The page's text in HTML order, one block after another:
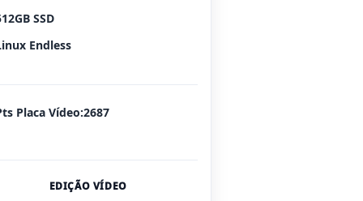
SSD
Endless
Placa Vídeo:2687
EDIÇÃO VÍDEO